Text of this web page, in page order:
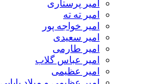
امیر پرستاری
امیر ته ته
امیر خواجه پور
امیر سعیدی
امیر طارمی
امیر عباس گلاب
امیر عظیمی